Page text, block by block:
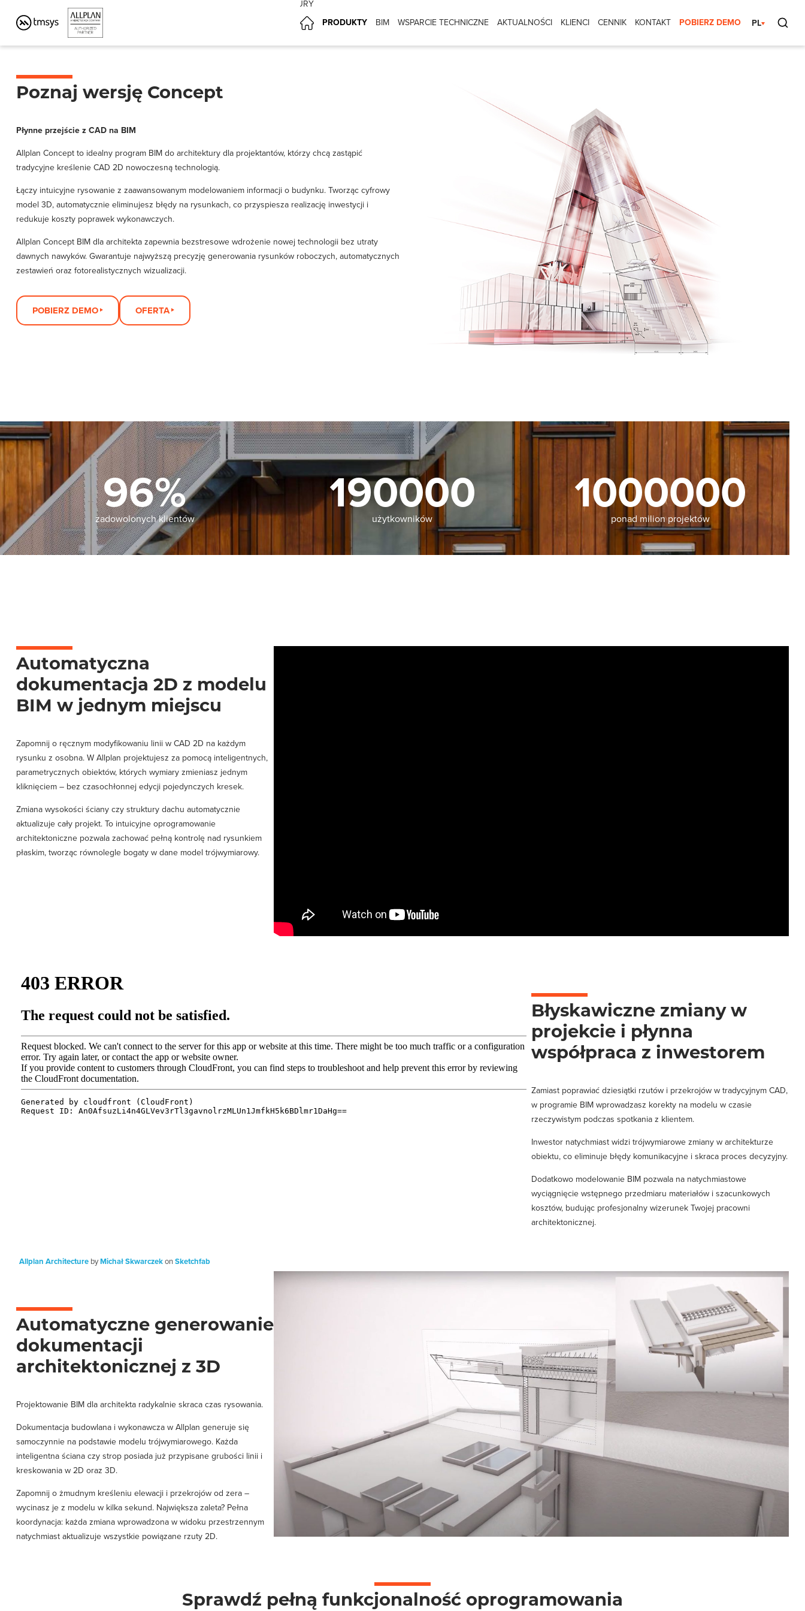
PROGRAM BIM DO KONSTRUKCJI I ARCHITEKTURY
PRODUKTY
BIM WSPARCIE TECHNICZNE AKTUALNOŚCI KLIENCI CENNIK KONTAKT POBIERZ DEMO
Poznaj wersję Concept
Płynne przejście z CAD na BIM
Allplan Concept to idealny program BIM do architektury dla projektantów, którzy chcą zastąpić
tradycyjne kreślenie CAD 2D nowoczesną technologią.
Łączy intuicyjne rysowanie z zaawansowanym modelowaniem informacji o budynku. Tworząc cyfrowy
model 3D, automatycznie eliminujesz błędy na rysunkach, co przyspiesza realizację inwestycji i
redukuje koszty poprawek wykonawczych.
Allplan Concept BIM dla architekta zapewnia bezstresowe wdrożenie nowej technologii bez utraty
dawnych nawyków. Gwarantuje najwyższą precyzję generowania rysunków roboczych, automatycznych
zestawień oraz fotorealistycznych wizualizacji.
POBIERZ DEMO OFERTA
96%
zadowolonych klientów
190000
użytkowników
1000000
ponad milion projektów
Automatyczna
dokumentacja 2D z modelu
BIM w jednym miejscu
Zapomnij o ręcznym modyfikowaniu linii w CAD 2D na każdym
rysunku z osobna. W Allplan projektujesz za pomocą inteligentnych,
parametrycznych obiektów, których wymiary zmieniasz jednym
kliknięciem – bez czasochłonnej edycji pojedynczych kresek.
Zmiana wysokości ściany czy struktury dachu automatycznie
aktualizuje cały projekt. To intuicyjne oprogramowanie
architektoniczne pozwala zachować pełną kontrolę nad rysunkiem
płaskim, tworząc równolegle bogaty w dane model trójwymiarowy.
Allplan ArchitecturebyMichał SkwarczekonSketchfab
Błyskawiczne zmiany w
projekcie i płynna
współpraca z inwestorem
Zamiast poprawiać dziesiątki rzutów i przekrojów w tradycyjnym CAD,
w programie BIM wprowadzasz korekty na modelu w czasie
rzeczywistym podczas spotkania z klientem.
Inwestor natychmiast widzi trójwymiarowe zmiany w architekturze
obiektu, co eliminuje błędy komunikacyjne i skraca proces decyzyjny.
Dodatkowo modelowanie BIM pozwala na natychmiastowe
wyciągnięcie wstępnego przedmiaru materiałów i szacunkowych
kosztów, budując profesjonalny wizerunek Twojej pracowni
architektonicznej.
Automatyczne generowanie
dokumentacji
architektonicznej z 3D
Projektowanie BIM dla architekta radykalnie skraca czas rysowania.
Dokumentacja budowlana i wykonawcza w Allplan generuje się
samoczynnie na podstawie modelu trójwymiarowego. Każda
inteligentna ściana czy strop posiada już przypisane grubości linii i
kreskowania w 2D oraz 3D.
Zapomnij o żmudnym kreśleniu elewacji i przekrojów od zera –
wycinasz je z modelu w kilka sekund. Największa zaleta? Pełna
koordynacja: każda zmiana wprowadzona w widoku przestrzennym
natychmiast aktualizuje wszystkie powiązane rzuty 2D.
Sprawdź pełną funkcjonalność oprogramowania